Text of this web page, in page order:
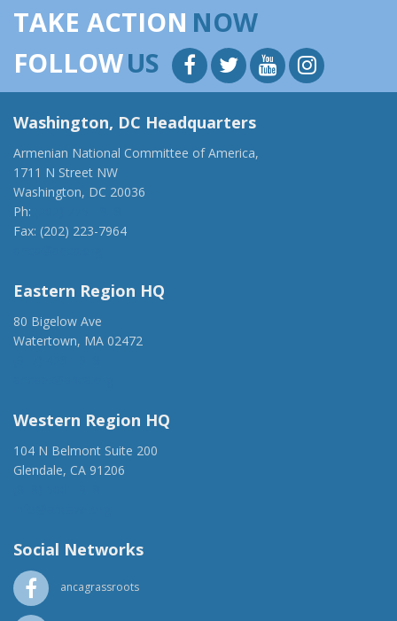
TAKE ACTION NOW
FOLLOWUS
Washington, DC Headquarters
Armenian National Committee of America,
1711 N Street NW
Washington, DC 20036
Ph:
Fax: (202) 223-7964
Eastern Region HQ
80 Bigelow Ave
Watertown, MA 02472
Western Region HQ
104 N Belmont Suite 200
Glendale, CA 91206
Social Networks
ancagrassroots